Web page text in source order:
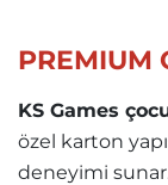
PREMIUM
KS Games
özel karton
deneyimi